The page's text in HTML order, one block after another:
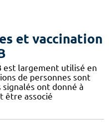
et vaccination
est largement utilisé en
de personnes sont
signalés ont donné à
être associé